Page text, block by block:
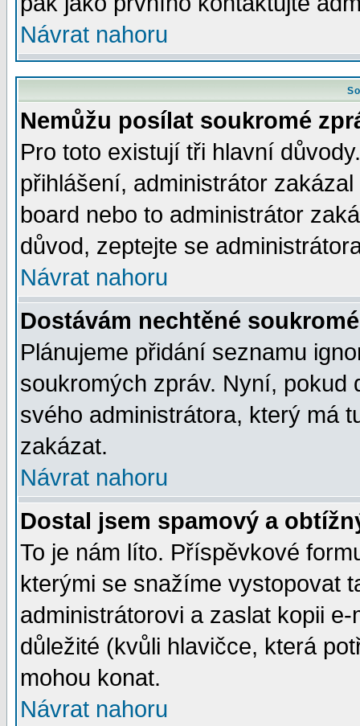
Návrat nahoru
Nemůžu posílat soukromé
Pro toto existují tři hlavní
přihlášení, administrátor
board nebo to administrátor
důvod, zeptejte se
Návrat nahoru
Dostávám nechtěné
Plánujeme přidání seznamu
soukromých zpráv. Nyní, pokud
svého administrátora, který má
zakázat.
Návrat nahoru
Dostal jsem spamový a
To je nám líto. Příspěvkové
kterými se snažíme vystopovat
administrátorovi a zaslat kopii
důležité (kvůli hlavičce, která
mohou konat.
Návrat nahoru